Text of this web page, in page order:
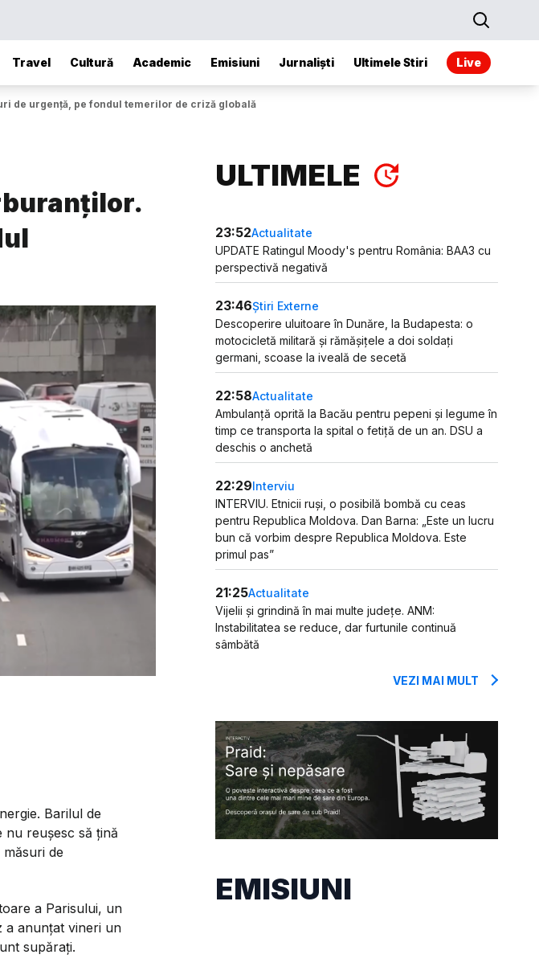
Travel Cultură Academic Emisiuni Jurnaliști Ultimele Stiri Live
de urgență, pe fondul temerilor de criză globală
Barilul de
reușesc să țină
de
a Parisului, un
a anunțat vineri un
supărați.
ULTIMELE
23:52Actualitate
UPDATE Ratingul Moody's pentru România: BAA3 cu
perspectivă negativă
23:46Știri Externe
Descoperire uluitoare în Dunăre, la Budapesta: o
motocicletă militară și rămășițele a doi soldați
germani, scoase la iveală de secetă
22:58Actualitate
Ambulanță oprită la Bacău pentru pepeni și legume în
timp ce transporta la spital o fetiță de un an. DSU a
deschis o anchetă
22:29Interviu
INTERVIU. Etnicii ruși, o posibilă bombă cu ceas
pentru Republica Moldova. Dan Barna: „Este un lucru
bun că vorbim despre Republica Moldova. Este
primul pas”
21:25Actualitate
Vijelii și grindină în mai multe județe. ANM:
Instabilitatea se reduce, dar furtunile continuă
sâmbătă
VEZI MAI MULT
EMISIUNI